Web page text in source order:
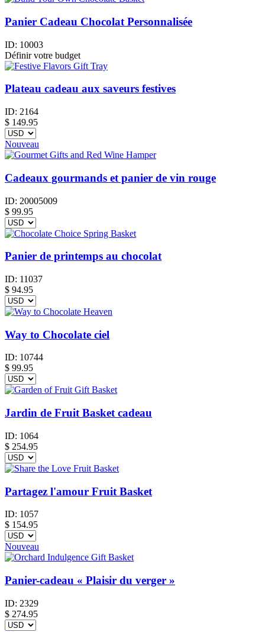
Panier Cadeau Chocolat Personnalisée
ID: 10003
Définir votre budget
Plateau cadeau aux saveurs festives
ID: 2164
$ 149.95
Nouveau
Cadeaux gourmands et panier de vin rouge
ID: 20005009
$ 99.95
Panier de printemps au chocolat
ID: 11037
$ 94.95
Way to Chocolate ciel
ID: 10744
$ 99.95
Jardin de Fruit Basket cadeau
ID: 1064
$ 254.95
Partagez l'amour Fruit Basket
ID: 1057
$ 154.95
Nouveau
Panier-cadeau « Plaisir du verger »
ID: 2329
$ 274.95